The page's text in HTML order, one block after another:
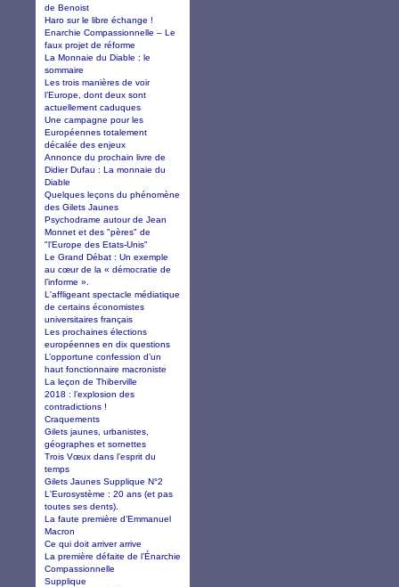
de Benoist
Haro sur le libre échange !
Enarchie Compassionnelle – Le
faux projet de réforme
La Monnaie du Diable : le
sommaire
Les trois manières de voir
l’Europe, dont deux sont
actuellement caduques
Une campagne pour les
Européennes totalement
décalée des enjeux
Annonce du prochain livre de
Didier Dufau : La monnaie du
Diable
Quelques leçons du phénomène
des Gilets Jaunes
Psychodrame autour de Jean
Monnet et des "pères" de
"l'Europe des Etats-Unis"
Le Grand Débat : Un exemple
au cœur de la « démocratie de
l’informe ».
L'affligeant spectacle médiatique
de certains économistes
universitaires français
Les prochaines élections
européennes en dix questions
L’opportune confession d’un
haut fonctionnaire macroniste
La leçon de Thiberville
2018 : l’explosion des
contradictions !
Craquements
Gilets jaunes, urbanistes,
géographes et sornettes
Trois Vœux dans l’esprit du
temps
Gilets Jaunes Supplique N°2
L'Eurosystème : 20 ans (et pas
toutes ses dents).
La faute première d’Emmanuel
Macron
Ce qui doit arriver arrive
La première défaite de l’Énarchie
Compassionnelle
Supplique